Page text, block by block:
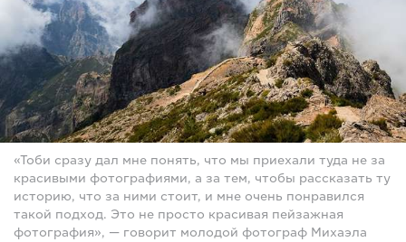
«Тоби сразу дал мне понять, что мы приехали туда не за
красивыми фотографиями, а за тем, чтобы рассказать ту
историю, что за ними стоит, и мне очень понравился
такой подход. Это не просто красивая пейзажная
фотография», — говорит молодой фотограф Михаэла